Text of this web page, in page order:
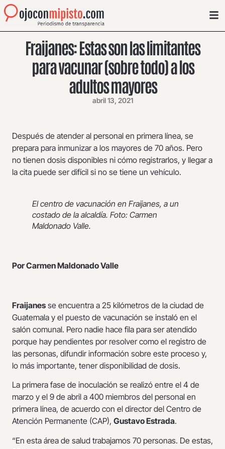
Fraijanes: Estas son las limitantes
para vacunar (sobre todo) a los
adultos mayores
abril 13, 2021
Después de atender al personal en primera línea, se
prepara para inmunizar a los mayores de 70 años. Pero
no tienen dosis disponibles ni cómo registrarlos, y llegar a
la cita puede ser difícil si no se tiene un vehículo.
El centro de vacunación en Fraijanes, a un
costado de la alcaldía. Foto: Carmen
Maldonado Valle.
Por Carmen Maldonado Valle
Fraijanes se encuentra a 25 kilómetros de la ciudad de
Guatemala y el puesto de vacunación se instaló en el
salón comunal. Pero nadie hace fila para ser atendido
porque hay pendientes por resolver como el registro de
las personas, difundir información sobre este proceso y,
lo más importante, tener disponibilidad de dosis.
La primera fase de inoculación se realizó entre el 4 de
marzo y el 9 de abril a 400 miembros del personal en
primera línea, de acuerdo con el director del Centro de
Atención Permanente (CAP), Gustavo Estrada.
“En esta área de salud trabajamos 70 personas. De estas,